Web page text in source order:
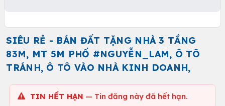
SIÊU RẺ - BÁN ĐẤT TẶNG NHÀ 3 TẦNG
83M, MT 5M PHỐ #NGUYỄN_LAM, Ô TÔ
TRÁNH, Ô TÔ VÀO NHÀ KINH DOANH,
TIN HẾT HẠN — Tin đăng này đã hết hạn.